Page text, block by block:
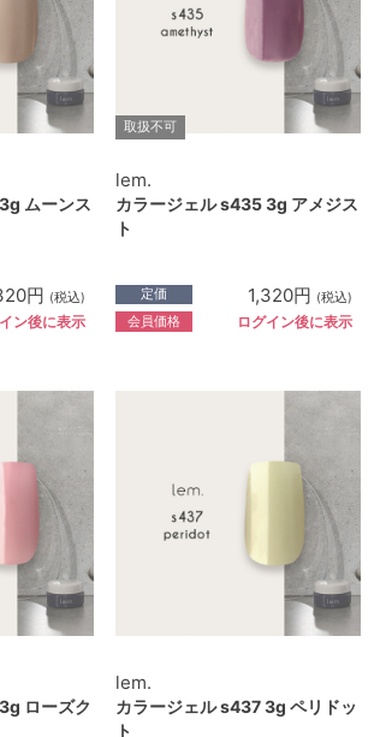
ムーンス
円 (税込)
ン後に表示
取扱不可
lem.
カラージェル s435 3g アメジス
ト
定価 1,320円 (税込)
会員価格 ログイン後に表示
ローズク
lem.
カラージェル s437 3g ペリドッ
ト